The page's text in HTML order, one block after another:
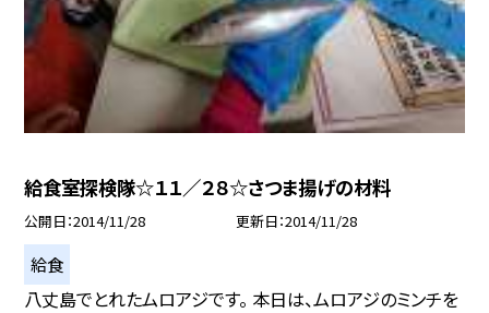
給食室探検隊☆１１／２８☆さつま揚げの材料
公開日 2014/11/28 更新日 2014/11/28
給食
八丈島でとれたムロアジです。 本日は、ムロアジのミンチを